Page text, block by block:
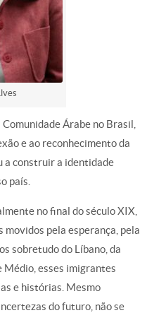
Árabe no Brasil,
e ao reconhecimento da
a construir a identidade
país.
no final do século XIX,
pela esperança, pela
sobretudo do Líbano, da
esses imigrantes
e histórias. Mesmo
do futuro, não se